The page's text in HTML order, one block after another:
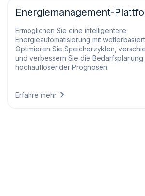
Energiemanagement-
Ermöglichen Sie eine intelligentere
Energieautomatisierung mit
Optimieren Sie Speicherzyklen,
und verbessern Sie die Bedarfsplanung
hochauflösender Prognosen.
Erfahre mehr